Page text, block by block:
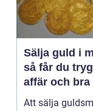
Sälja guld i
så får du
affär och bra
Att sälja